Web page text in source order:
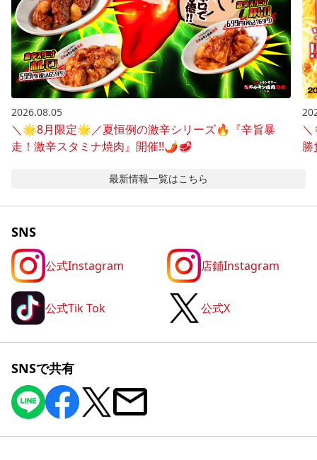
2026.08.05
＼🌟8月限定🌟／夏恒例の激辛シリーズ🔥『辛旨暴
走！激辛スタミナ焼肉』開催!!🌶️🥩
最新情報一覧はこちら
SNS
公式Instagram 店鋪Instagram
公式Tik Tok 公式X
SNSで共有